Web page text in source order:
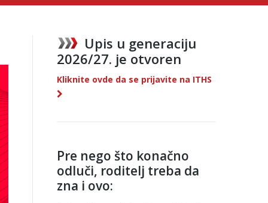
Upis u generaciju
2026/27. je otvoren
Kliknite ovde da se prijavite na ITHS
Pre nego što konačno
odluči, roditelj treba da
zna i ovo: